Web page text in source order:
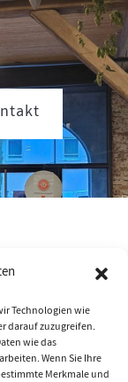
Technologien wie
darauf zuzugreifen.
wie das
Wenn Sie Ihre
Merkmale und